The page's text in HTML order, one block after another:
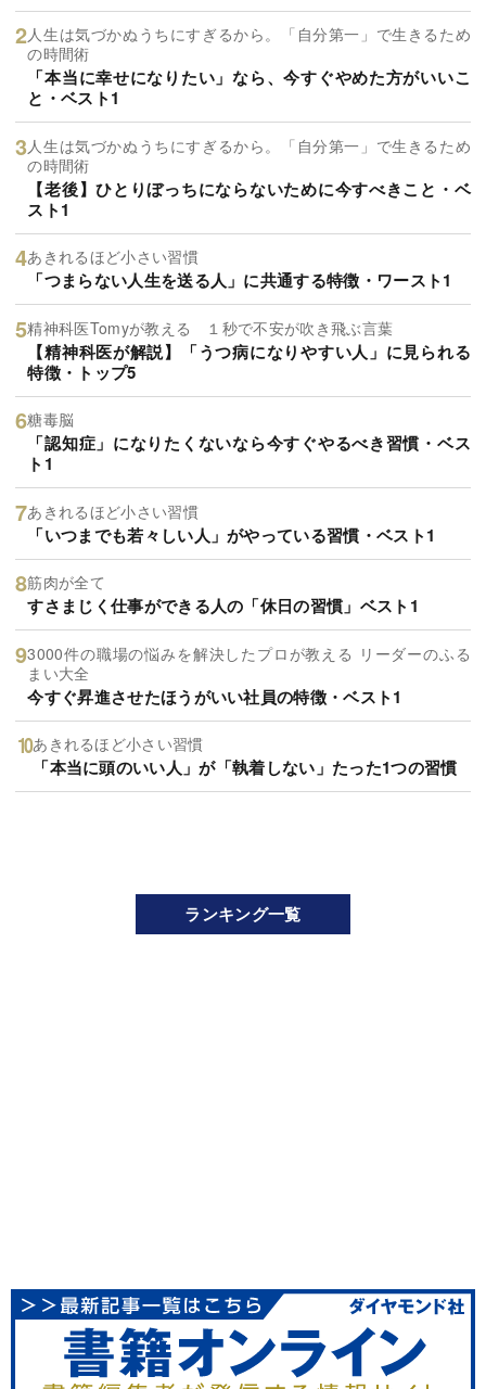
人生は気づかぬうちにすぎるから。「自分第一」で生きるため
の時間術
「本当に幸せになりたい」なら、今すぐやめた方がいいこ
と・ベスト1
人生は気づかぬうちにすぎるから。「自分第一」で生きるため
の時間術
【老後】ひとりぼっちにならないために今すべきこと・ベ
スト1
あきれるほど小さい習慣
「つまらない人生を送る人」に共通する特徴・ワースト1
精神科医Tomyが教える １秒で不安が吹き飛ぶ言葉
【精神科医が解説】「うつ病になりやすい人」に見られる
特徴・トップ5
糖毒脳
「認知症」になりたくないなら今すぐやるべき習慣・ベス
ト1
あきれるほど小さい習慣
「いつまでも若々しい人」がやっている習慣・ベスト1
筋肉が全て
すさまじく仕事ができる人の「休日の習慣」ベスト1
3000件の職場の悩みを解決したプロが教える リーダーのふる
まい大全
今すぐ昇進させたほうがいい社員の特徴・ベスト1
あきれるほど小さい習慣
「本当に頭のいい人」が「執着しない」たった1つの習慣
ランキング一覧